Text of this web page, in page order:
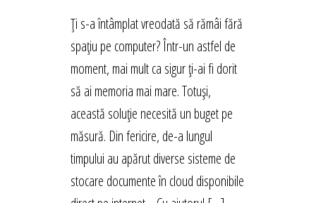
Ți s-a întâmplat vreodată să rămâi fără
spațiu pe computer? Într-un astfel de
moment, mai mult ca sigur ți-ai fi dorit
să ai memoria mai mare. Totuși,
această soluție necesită un buget pe
măsură. Din fericire, de-a lungul
timpului au apărut diverse sisteme de
stocare documente în cloud disponibile